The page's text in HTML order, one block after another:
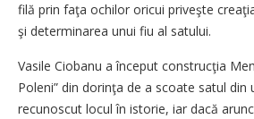
filă prin faţa ochilor oricui priveşte
şi determinarea unui fiu al satului.
Vasile Ciobanu a început cons­trucţia
Poleni” din dorinţa de a scoate satul din
recunoscut locul în istorie, iar dacă